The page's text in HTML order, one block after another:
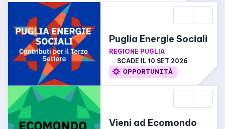
Puglia Energie Sociali
REGIONE PUGLIA
SCADE IL 10 SET 2026
OPPORTUNITÀ
Vieni ad Ecomondo